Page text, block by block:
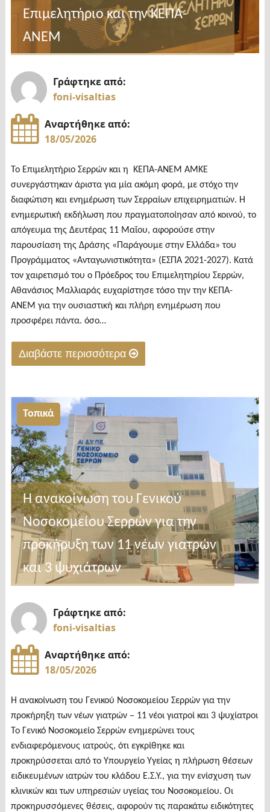
Επιμελητήριο και την ΚΕΠΑ-
ΑΝΕΜ
Γράφτηκε από:
foni-visaltias
Αναρτήθηκε από:
18/05/2026
Το Επιμελητήριο Σερρών και η ΚΕΠΑ-ΑΝΕΜ ΑΜΚΕ
συνεργάστηκαν άριστα για μία ακόμη φορά, με στόχο την
διαφώτιση και ενημέρωση των Σερραίων επιχειρηματιών. Η
ενημερωτική εκδήλωση που πραγματοποίησαν από κοινού, το
απόγευμα της Δευτέρας 11 Μαΐου, αφορούσε στην
παρουσίαση της Δράσης «Παράγουμε στην Ελλάδα» του
Προγράμματος «Ανταγωνιστικότητα» (ΕΣΠΑ 2021-2027). Κατά
τον χαιρετισμό του ο Πρόεδρος του Επιμελητηρίου Σερρών,
Αθανάσιος Μαλλιαράς ευχαρίστησε τόσο την την ΚΕΠΑ-
ΑΝΕΜ για την ουσιαστική και πλήρη ενημέρωση που
προσφέρει πάντα. όσο…
Διαβάστε περισσότερα
για
την
Δράση
«Παράγουμε
στην
Ελλάδα»-
Εκδήλωση
από
το
Επιμελητήριο
και
ΚΕΠΑ-
ΑΝΕΜ"
Τοπικά
Η ανακοίνωση του Γενικού
Νοσοκομείου Σερρών για την
προκήρυξη των 11 νέων γιατρών
και 3 ψυχιάτρων
Γράφτηκε από:
foni-visaltias
Αναρτήθηκε από:
18/05/2026
Η ανακοίνωση του Γενικού Νοσοκομείου Σερρών για την
προκήρηξη των νέων γιατρών – 11 νέοι γιατροί και 3 ψυχίατροι
Το Γενικό Νοσοκομείο Σερρών ενημερώνει τους
ενδιαφερόμενους ιατρούς, ότι εγκρίθηκε και
προκηρύσσεται από το Υπουργείο Υγείας η πλήρωση θέσεων
ειδικευμένων ιατρών του κλάδου Ε.Σ.Υ., για την ενίσχυση των
κλινικών και των υπηρεσιών υγείας του Νοσοκομείου. Οι
προκηρυσσόμενες θέσεις, αφορούν τις παρακάτω ειδικότητες